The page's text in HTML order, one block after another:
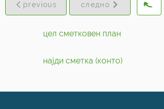
previous следно
цел сметковен план
најди сметка (конто)